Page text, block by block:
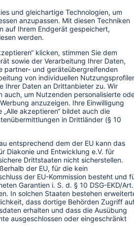
Guide für faires